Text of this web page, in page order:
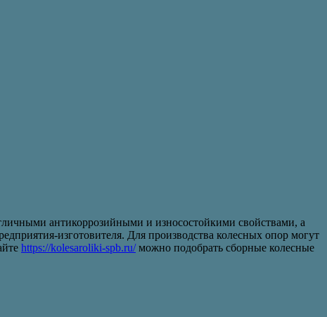
антикоррозийными и износостойкими свойствами, а
изготовителя. Для производства колесных опор могут
https://kolesaroliki-spb.ru/можно подобрать сборные колесные